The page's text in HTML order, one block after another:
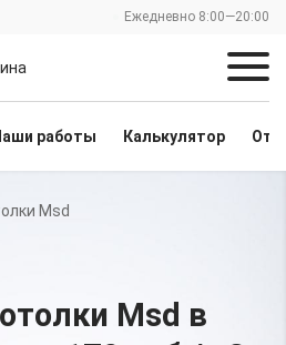
Ежедневно 8:00—20:00
работы Калькулятор
Msd
Msd в